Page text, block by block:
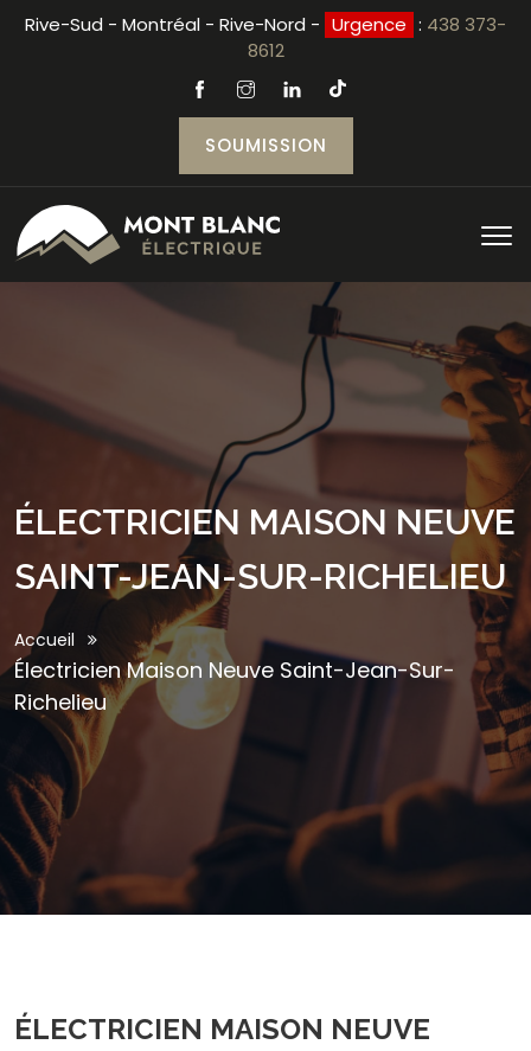
Rive-Sud - Montréal - Rive-Nord - Urgence : 438 373-
8612
SOUMISSION
ÉLECTRICIEN MAISON NEUVE
SAINT-JEAN-SUR-RICHELIEU
Accueil
Électricien Maison Neuve Saint-Jean-Sur-
Richelieu
ÉLECTRICIEN MAISON NEUVE